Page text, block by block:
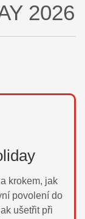
2026
krokem, jak
povolení do
ušetřit při